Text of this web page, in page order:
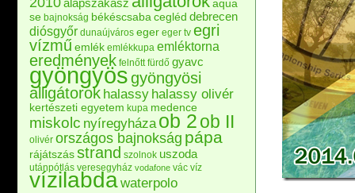
alapszakasz
aqua
se bajnokság békéscsaba cegléd debrecen
diósgyőr dunaújváros eger eger tv egri
vízműemlék emlékkupa emléktorna
eredmények felnőtt fürdő gyavc
gyöngyösgyöngyösi
alligátorok halassy halassy olivér
kertészeti egyetem kupa medence
miskolc nyíregyháza ob 2ob II
olivér országos bajnokság pápa
rájátszás strand szolnok uszoda
utánpótlás veresegyház vodafone vác víz
vízilabdawaterpolo